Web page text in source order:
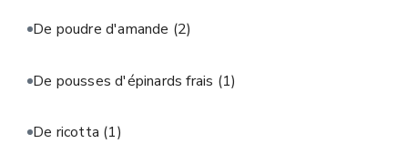
De poudre d'amande (2)
De pousses d'épinards frais (1)
De ricotta (1)